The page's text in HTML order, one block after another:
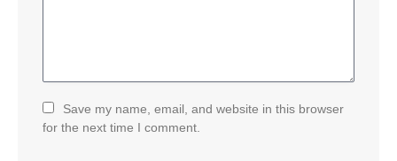
Save my name, email, and website in this browser
for the next time I comment.